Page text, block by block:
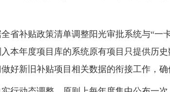
省补贴政策清单调整阳光审批系统与“一
本年度项目库的系统原有项目只提供历
好新旧补贴项目相关数据的衔接工作，确